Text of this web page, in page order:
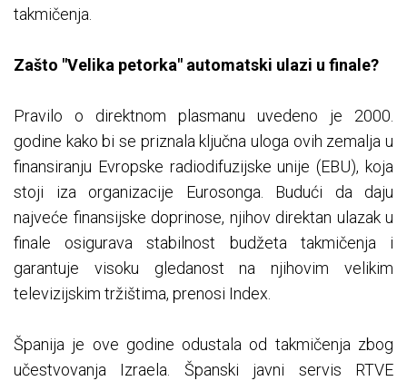
takmičenja.
Zašto "Velika petorka" automatski ulazi u finale?
Pravilo o direktnom plasmanu uvedeno je 2000.
godine kako bi se priznala ključna uloga ovih zemalja u
finansiranju Evropske radiodifuzijske unije (EBU), koja
stoji iza organizacije Eurosonga. Budući da daju
najveće finansijske doprinose, njihov direktan ulazak u
finale osigurava stabilnost budžeta takmičenja i
garantuje visoku gledanost na njihovim velikim
televizijskim tržištima, prenosi Index.
Španija je ove godine odustala od takmičenja zbog
učestvovanja Izraela. Španski javni servis RTVE